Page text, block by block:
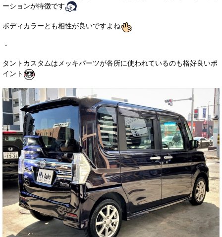
ーションが特徴です
ボディカラーとも相性が良いですよね
・
タントカスタムはメッキパーツが各所に使われているのも格好良いポ
イント